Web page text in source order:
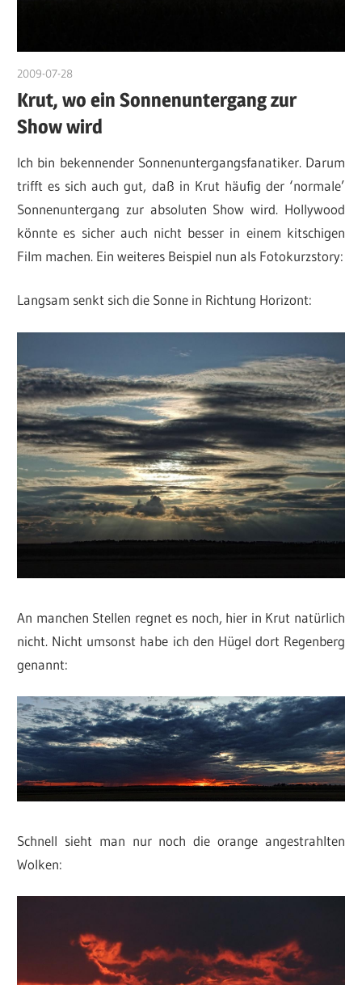
2009-07-28
Krut, wo ein Sonnenuntergang zur
Show wird
Ich bin bekennender Sonnenuntergangsfanatiker. Darum
trifft es sich auch gut, daß in Krut häufig der ‘normale’
Sonnenuntergang zur absoluten Show wird. Hollywood
könnte es sicher auch nicht besser in einem kitschigen
Film machen. Ein weiteres Beispiel nun als Fotokurzstory:
Langsam senkt sich die Sonne in Richtung Horizont:
An manchen Stellen regnet es noch, hier in Krut natürlich
nicht. Nicht umsonst habe ich den Hügel dort Regenberg
genannt:
Schnell sieht man nur noch die orange angestrahlten
Wolken: